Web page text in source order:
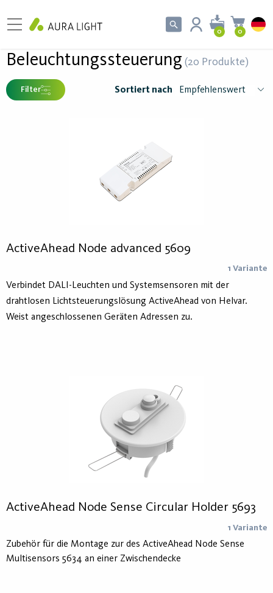
0 0
Sortiert nach
Beleuchtungssteuerung (20 Produkte)
Filter
ActiveAhead Node advanced 5609
1 Variante
Verbindet DALI-Leuchten und Systemsensoren mit der
drahtlosen Lichtsteuerungslösung ActiveAhead von Helvar.
Weist angeschlossenen Geräten Adressen zu.
ActiveAhead Node Sense Circular Holder 5693
1 Variante
Zubehör für die Montage zur des ActiveAhead Node Sense
Multisensors 5634 an einer Zwischendecke